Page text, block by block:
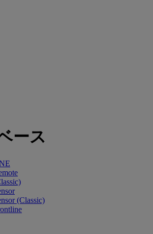
ース
(Classic)